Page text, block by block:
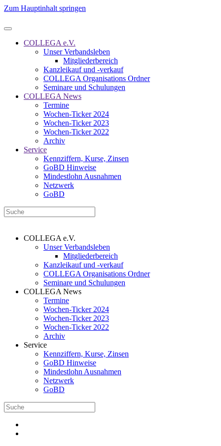
Zum Hauptinhalt springen
COLLEGA e.V.
Unser Verbandsleben
Mitgliederbereich
Kanzleikauf und -verkauf
COLLEGA Organisations Ordner
Seminare und Schulungen
COLLEGA News
Termine
Wochen-Ticker 2024
Wochen-Ticker 2023
Wochen-Ticker 2022
Archiv
Service
Kennziffern, Kurse, Zinsen
GoBD Hinweise
Mindestlohn Ausnahmen
Netzwerk
GoBD
COLLEGA e.V.
Unser Verbandsleben
Mitgliederbereich
Kanzleikauf und -verkauf
COLLEGA Organisations Ordner
Seminare und Schulungen
COLLEGA News
Termine
Wochen-Ticker 2024
Wochen-Ticker 2023
Wochen-Ticker 2022
Archiv
Service
Kennziffern, Kurse, Zinsen
GoBD Hinweise
Mindestlohn Ausnahmen
Netzwerk
GoBD